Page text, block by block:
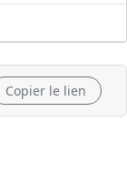
Copier le lien